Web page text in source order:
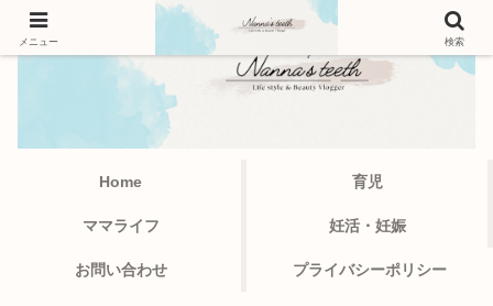
Home 育児
ママライフ 妊活・妊娠
お問い合わせ プライバシーポリシー
メニュー 検索